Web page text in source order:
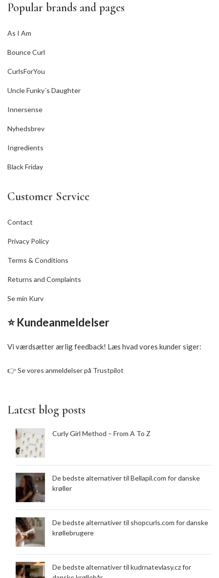
Popular brands and pages
As I Am
Bounce Curl
CurlsForYou
Uncle Funky´s Daughter
Innersense
Nyhedsbrev
Ingredients
Black Friday
Customer Service
Contact
Privacy Policy
Terms & Conditions
Returns and Complaints
Se min Kurv
⭐ Kundeanmeldelser
Vi værdsætter ærlig feedback! Læs hvad vores kunder siger:
👉Se vores anmeldelser på Trustpilot
Latest blog posts
Curly Girl Method – From A To Z
De bedste alternativer til Bellapil.com for danske
krøller
De bedste alternativer til shopcurls.com for danske
krøllebrugere
De bedste alternativer til kudrnatevlasy.cz for